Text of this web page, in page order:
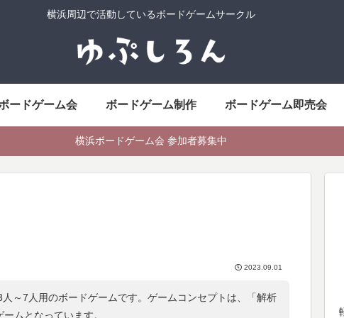
横浜周辺で活動しているボードゲームサークル
ードゲーム会 ボードゲーム制作 ボードゲーム即売会
横浜ボードゲーム会 参加者募集中
2023.09.01
～7人用のボードゲームです。ゲームコンセプトは、「解析
ムとなっています。